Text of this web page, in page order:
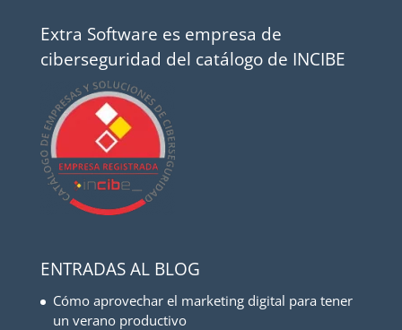
Extra Software es empresa de
ciberseguridad del catálogo de INCIBE
ENTRADAS AL BLOG
Cómo aprovechar el marketing digital para tener
un verano productivo